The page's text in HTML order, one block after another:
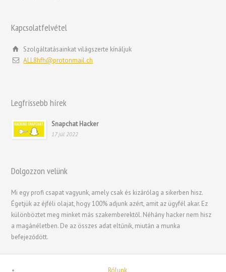
Kapcsolatfelvétel
Szolgáltatásainkat világszerte kínáljuk
ALL8hfh@protonmail.ch
Legfrissebb hírek
Snapchat Hacker
17 júl 2022
Dolgozzon velünk
Mi egy profi csapat vagyunk, amely csak és kizárólag a sikerben hisz.
Égetjük az éjféli olajat, hogy 100% adjunk azért, amit az ügyfél akar. Ez
különböztet meg minket más szakemberektől. Néhány hacker nem hisz
a magánéletben. De az összes adat eltűnik, miután a munka
befejeződött.
Rólunk
Français du Canada
Français de Belgique
Português